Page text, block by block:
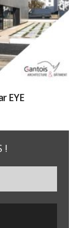
EYE
!